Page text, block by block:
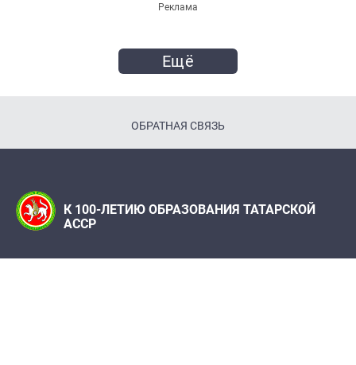
Реклама
Ещё
ОБРАТНАЯ СВЯЗЬ
К 100-ЛЕТИЮ ОБРАЗОВАНИЯ ТАТАРСКОЙ
АССР